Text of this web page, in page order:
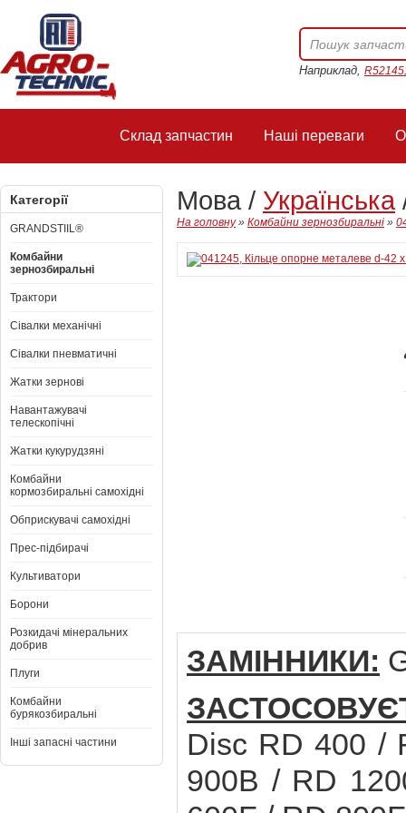
Наприклад,
Склад запчастин Наші переваги
Категорії
GRANDSTIIL®
Комбайни
зернозбиральні
Трактори
Сівалки механічні
Сівалки пневматичні
Жатки зернові
Навантажувачі
телескопічні
Жатки кукурудзяні
Комбайни
кормозбиральні самохідні
Обприскувачі самохідні
Прес-підбирачі
Культиватори
Борони
Розкидачі мінеральних
добрив
Плуги
Комбайни
бурякозбиральні
Інші запасні частини
Мова / Українська
На головну» Комбайни зернозбиральні »
ЗАМІННИКИ:
Disc RD 400 /
900B / RD